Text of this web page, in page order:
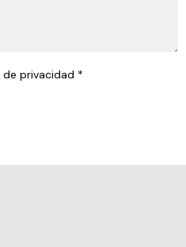
privacidad *